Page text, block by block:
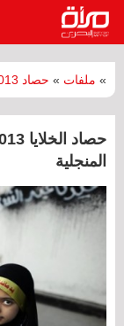
» ملفات » حصاد 2013
المنجلية